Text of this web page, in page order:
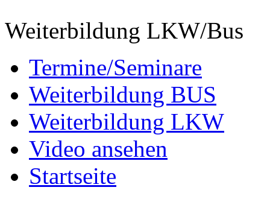
Weiterbildung LKW/Bus
Termine/Seminare
Weiterbildung BUS
Weiterbildung LKW
Video ansehen
Startseite